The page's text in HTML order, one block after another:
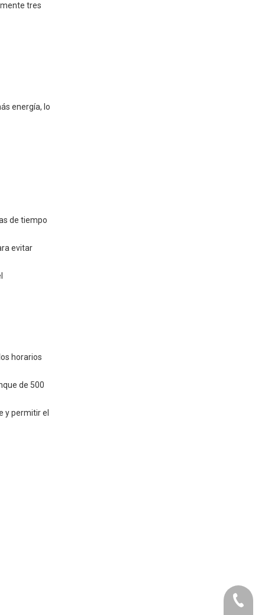
tres
energía, lo
de tiempo
evitar
horarios
de 500
y permitir el
+86-